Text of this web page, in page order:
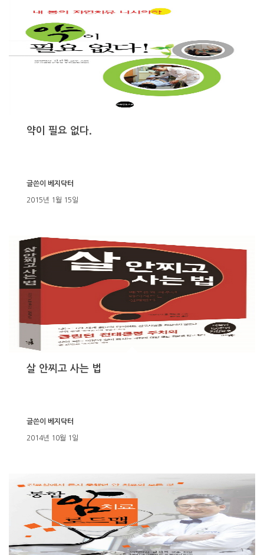
약이 필요 없다.
2015년 1월 15일
글쓴이 베지닥터
살 안찌고 사는 법
2014년 10월 1일
글쓴이 베지닥터